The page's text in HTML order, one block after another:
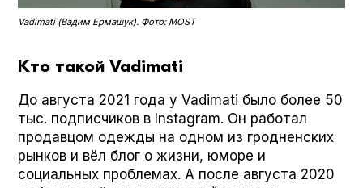
Vadi­mati (Вадим Ермашук). Фото: MOST
Кто такой Vadimati
До августа 2021 года у Vadi­mati было более 50
тыс. подписчиков в Insta­gram. Он работал
продавцом одежды на одном из гродненских
рынков и вёл блог о жизни, юморе и
социальных проблемах. А после августа 2020